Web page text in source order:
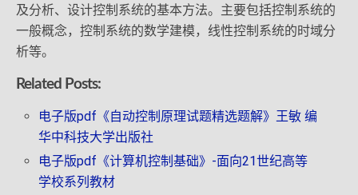
及分析、设计控制系统的基本方法。主要包括控制系统的
一般概念，控制系统的数学建模，线性控制系统的时域分
析等。
Related Posts:
电子版pdf《自动控制原理试题精选题解》王敏 编
华中科技大学出版社
电子版pdf《计算机控制基础》-面向21世纪高等
学校系列教材